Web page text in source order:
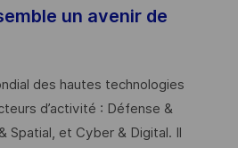
un avenir de
des hautes technologies
d’activité : Défense &
Spatial, et Cyber & Digital. Il